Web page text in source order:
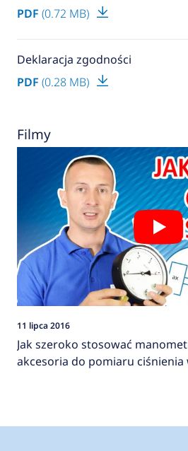
PDF (0.72 MB)
Deklaracja zgodności
PDF (0.28 MB)
Filmy
11 lipca 2016
Jak szeroko stosować
akcesoria do pomiaru ciśnienia